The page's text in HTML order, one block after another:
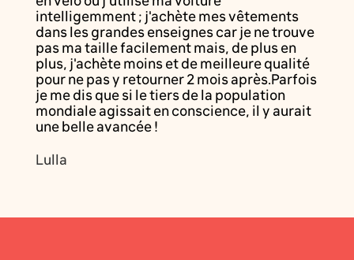
intelligemment ; j'achète mes vêtements
dans les grandes enseignes car je ne trouve
pas ma taille facilement mais, de plus en
plus, j'achète moins et de meilleure qualité
pour ne pas y retourner 2 mois après.Parfois
je me dis que si le tiers de la population
mondiale agissait en conscience, il y aurait
une belle avancée !
Lulla